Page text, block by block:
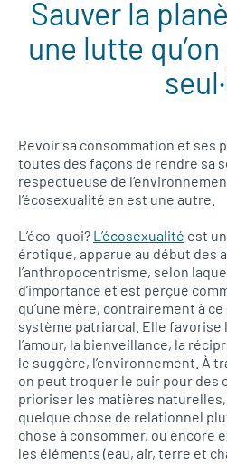
Sauver la
une lutte
Revoir sa consommation et ses
toutes des façons de rendre sa
respectueuse de
l’écosexualité en est une autre.
L’éco-quoi? L’écosexualité est
érotique, apparue au début des
l’anthropocentrisme, selon
d’importance et est perçue
qu’une mère, contrairement à
système patriarcal. Elle
l’amour, la bienveillance, la
le suggère, l’environnement. À
on peut troquer le cuir pour des
prioriser les matières
quelque chose de relationnel
chose à consommer, ou encore
les éléments (eau, air, terre et